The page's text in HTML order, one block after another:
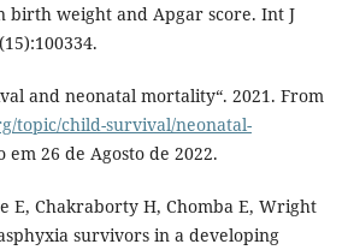
birth weight and Apgar score. Int J
and neonatal mortality“. 2021. From
topic/child-survival/neonatal-
em 26 de Agosto de 2022.
E, Chakraborty H, Chomba E, Wright
survivors in a developing